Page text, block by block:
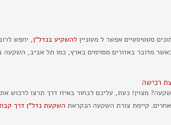
סטטיסטיים אפשר ל מעוניין להשקיע בנדל"ן, יחפש
מדובר באזורים מסוימים בארץ, כמו תל אביב,
רכישה
מצוין! כעת, עליכם לבחור באיזו דרך תרצו לרכוש
אחרים. קיימת צורת השקעה הנקראת השקעת נדל"ן דרך